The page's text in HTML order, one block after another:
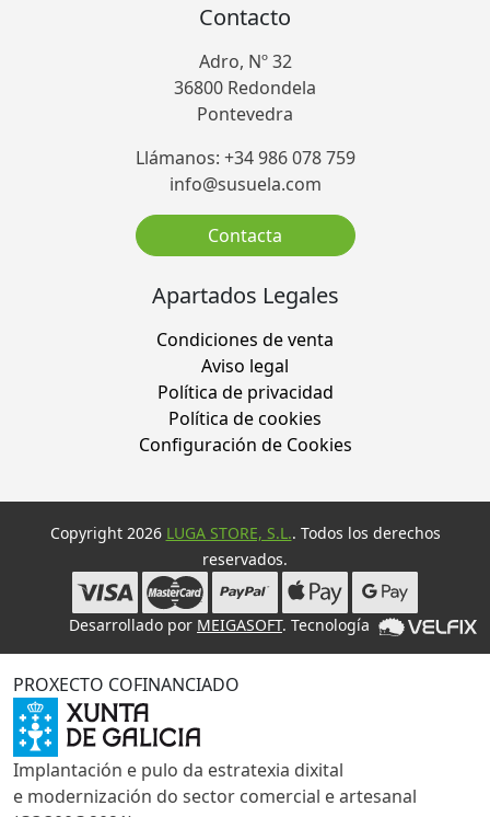
Contacto
Adro, Nº 32
36800 Redondela
Pontevedra
Llámanos: +34 986 078 759
info@susuela.com
Contacta
Apartados Legales
Condiciones de venta
Aviso legal
Política de privacidad
Política de cookies
Configuración de Cookies
Copyright 2026 LUGA STORE, S.L.. Todos los derechos
reservados.
Desarrollado por MEIGASOFT. Tecnología
PROXECTO COFINANCIADO
Implantación e pulo da estratexia dixital
e modernización do sector comercial e artesanal